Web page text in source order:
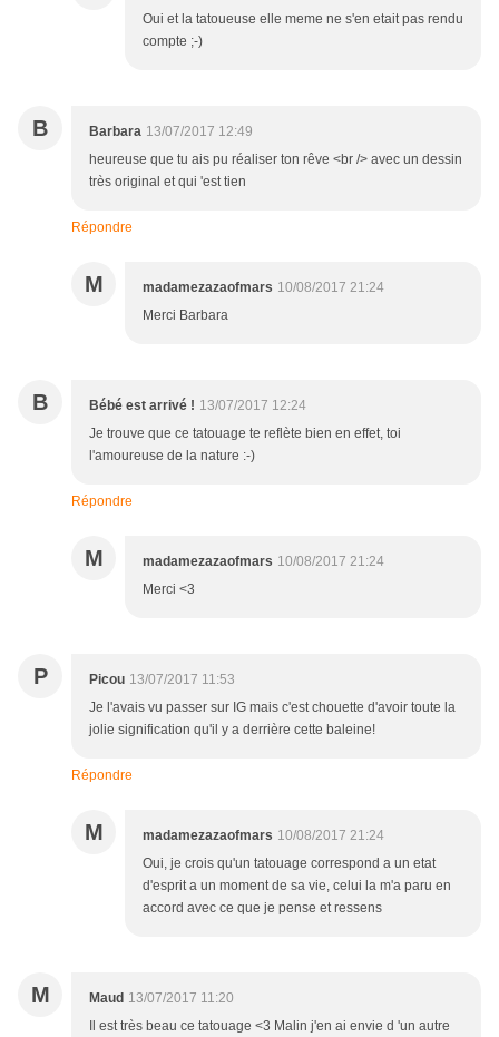
Oui et la tatoueuse elle meme ne s'en etait pas rendu
compte ;-)
B Barbara 13/07/2017 12:49
heureuse que tu ais pu réaliser ton rêve <br /> avec un dessin
très original et qui 'est tien
Répondre
M madamezazaofmars 10/08/2017 21:24
Merci Barbara
B Bébé est arrivé ! 13/07/2017 12:24
Je trouve que ce tatouage te reflète bien en effet, toi
l'amoureuse de la nature :-)
Répondre
M madamezazaofmars 10/08/2017 21:24
Merci <3
P Picou 13/07/2017 11:53
Je l'avais vu passer sur IG mais c'est chouette d'avoir toute la
jolie signification qu'il y a derrière cette baleine!
Répondre
M madamezazaofmars 10/08/2017 21:24
Oui, je crois qu'un tatouage correspond a un etat
d'esprit a un moment de sa vie, celui la m'a paru en
accord avec ce que je pense et ressens
M Maud 13/07/2017 11:20
Il est très beau ce tatouage <3 Malin j'en ai envie d 'un autre